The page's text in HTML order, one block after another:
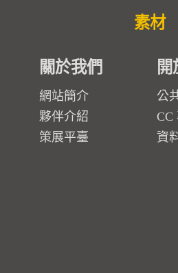
素材
關於我們
網站簡介
夥伴介紹
策展平臺
開
公
CC
資